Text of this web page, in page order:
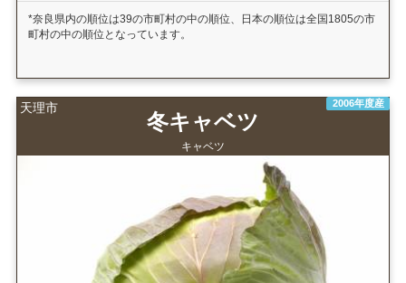
*奈良県内の順位は39の市町村の中の順位、日本の順位は全国1805の市
町村の中の順位となっています。
天理市 2006年度産
冬キャベツ
キャベツ